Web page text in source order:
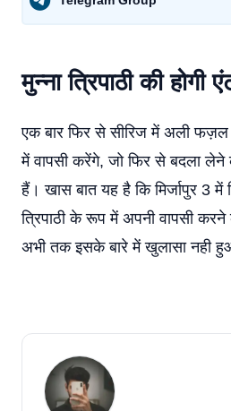
मुन्ना त्रिपाठी की होगी
एक बार फिर से सीरिज में अली
में वापसी करेंगे, जो फिर से बदला लेने
हैं। खास बात यह है कि मिर्जापुर 3 में
त्रिपाठी के रूप में अपनी वापसी
अभी तक इसके बारे में खुलासा नही